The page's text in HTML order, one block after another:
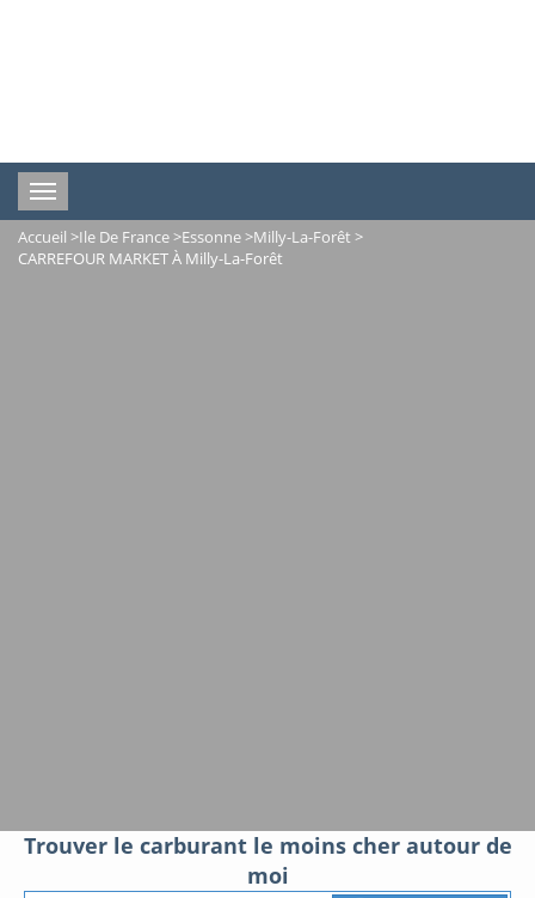
Toggle
navigation
Accueil >Ile De France>Essonne>Milly-La-Forêt >
CARREFOUR MARKET À Milly-La-Forêt
Trouver le carburant le moins cher autour de
moi